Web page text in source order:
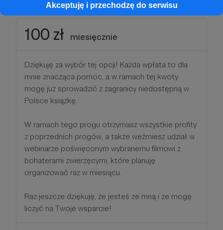
Akceptuję i przechodzę do serwisu
100 zł miesięcznie
Dziękuję za wybór tej opcji! Każda wpłata to dla
mnie znacząca pomoc, a w ramach tej kwoty
mogę już sprowadzić z zagranicy niedostępną w
Polsce książkę.
W ramach tego progu otrzymasz wszystkie profity
z poprzednich progów, a także weźmiesz udział w
webinarze poświęconym wybranemu filmowi z
bohaterami zwierzęcymi, które planuję
organizować raz w miesiącu.
Raz jeszcze dziękuję, że jesteś ze mną i że mogę
liczyć na Twoje wsparcie!